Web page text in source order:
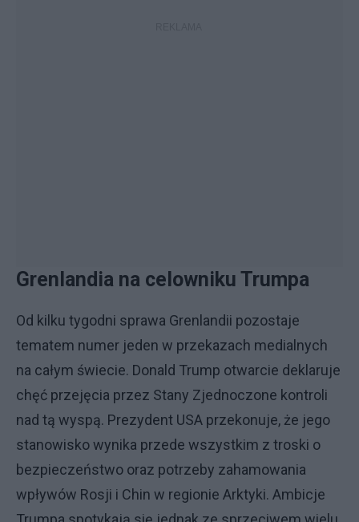
Grenlandia na celowniku Trumpa
Od kilku tygodni sprawa Grenlandii pozostaje
tematem numer jeden w przekazach medialnych
na całym świecie. Donald Trump otwarcie deklaruje
chęć przejęcia przez Stany Zjednoczone kontroli
nad tą wyspą. Prezydent USA przekonuje, że jego
stanowisko wynika przede wszystkim z troski o
bezpieczeństwo oraz potrzeby zahamowania
wpływów Rosji i Chin w regionie Arktyki. Ambicje